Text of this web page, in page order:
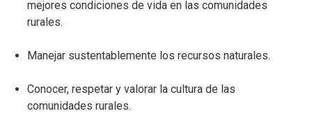
mejores condiciones de vida en las comunidades
rurales.
Manejar sustentablemente los recursos naturales.
Conocer, respetar y valorar la cultura de las
comunidades rurales.